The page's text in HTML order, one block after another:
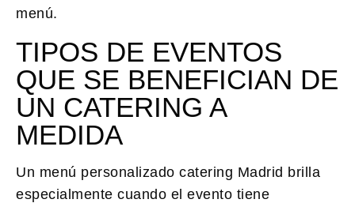
menú.
TIPOS DE EVENTOS
QUE SE BENEFICIAN DE
UN CATERING A
MEDIDA
Un menú personalizado catering Madrid brilla
especialmente cuando el evento tiene